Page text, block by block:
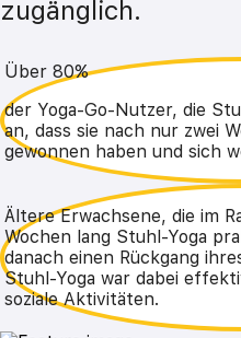
zugänglich.
Über 80%
der Yoga-Go-Nutzer, die
an, dass sie nach nur zwei
gewonnen haben und sich
Ältere Erwachsene, die im
Wochen lang Stuhl-Yoga
danach einen Rückgang
Stuhl-Yoga war dabei
soziale Aktivitäten.